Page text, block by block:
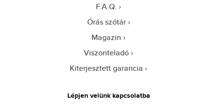
F.A.Q.
Órás szótár
Magazin
Viszonteladó
Kiterjesztett garancia
Lépjen velünk kapcsolatba